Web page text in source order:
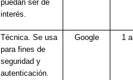
puedan ser de
interés.
Técnica. Se usa
para fines de
seguridad y
autenticación.
Google 1